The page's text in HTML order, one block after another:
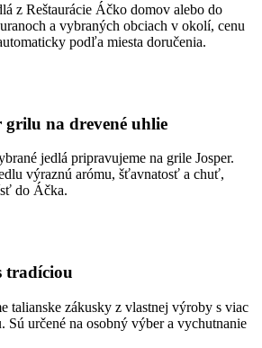
z Reštaurácie Áčko domov alebo do
a vybraných obciach v okolí, cenu
podľa miesta doručenia.
grilu na drevené uhlie
jedlá pripravujeme na grile Josper.
výraznú arómu, šťavnatosť a chuť,
do Áčka.
tradíciou
talianske zákusky z vlastnej výroby s viac
Sú určené na osobný výber a vychutnanie